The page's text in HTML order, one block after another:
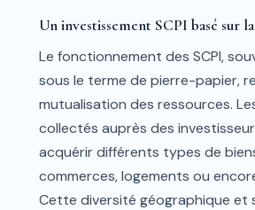
Un investissement SCPI basé sur
Le fonctionnement des SCPI,
sous le terme de pierre-papier,
mutualisation des ressources.
collectés auprès des
acquérir différents types de
commerces, logements ou
Cette diversité géographique et